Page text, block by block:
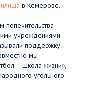
в Кемерове.
попечительства
учреждениями.
поддержку
мы
– школа жизни»,
угольного